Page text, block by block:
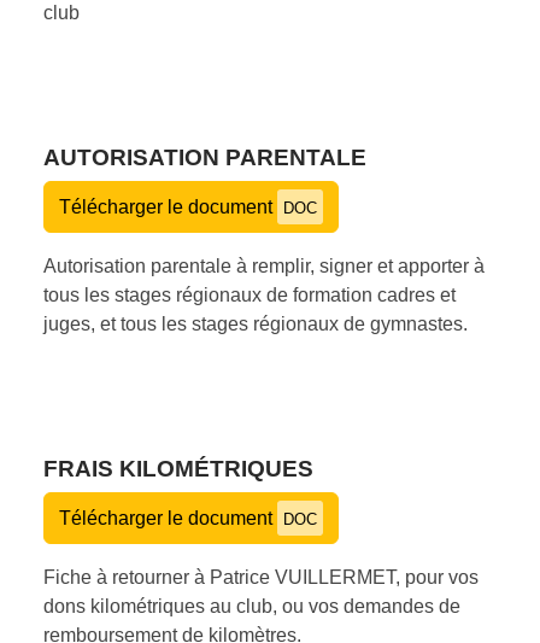
club
AUTORISATION PARENTALE
Télécharger le document DOC
Autorisation parentale à remplir, signer et apporter à
tous les stages régionaux de formation cadres et
juges, et tous les stages régionaux de gymnastes.
FRAIS KILOMÉTRIQUES
Télécharger le document DOC
Fiche à retourner à Patrice VUILLERMET, pour vos
dons kilométriques au club, ou vos demandes de
remboursement de kilomètres.